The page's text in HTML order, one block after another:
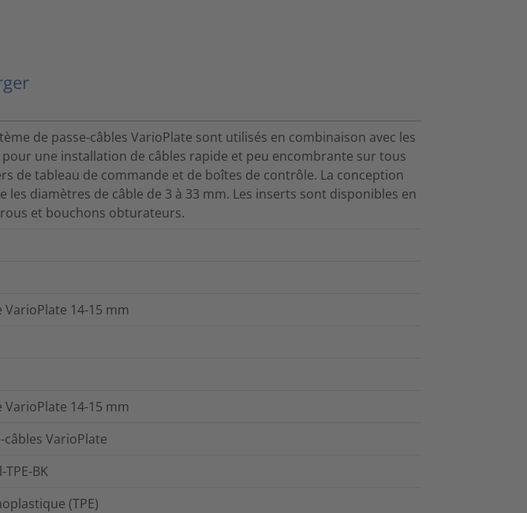
de passe-câbles VarioPlate sont utilisés en combinaison avec les
pour une installation de câbles rapide et peu encombrante sur tous
de tableau de commande et de boîtes de contrôle. La conception
les diamètres de câble de 3 à 33 mm. Les inserts sont disponibles en
et bouchons obturateurs.
14-15 mm
14-15 mm
câbles VarioPlate
TPE-BK
(TPE)